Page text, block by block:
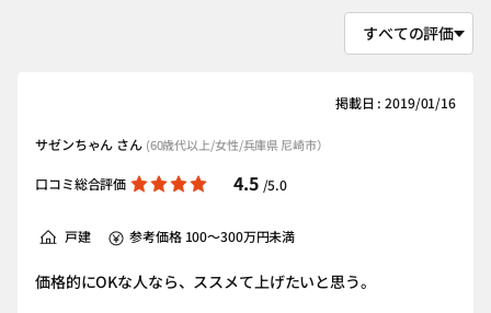
掲載日 : 2019/01/16
サゼンちゃん さん (60歳代以上/女性/兵庫県 尼崎市）
口コミ総合評価 4.5 /5.0
戸建 参考価格 100～300万円未満
価格的にOKな人なら、ススメて上げたいと思う。